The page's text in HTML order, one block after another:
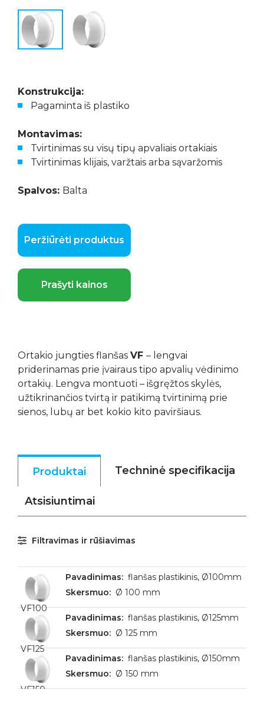
Konstrukcija:
Pagaminta iš plastiko
Montavimas:
Tvirtinimas su visų tipų apvaliais ortakiais
Tvirtinimas klijais, varžtais arba sąvaržomis
Spalvos: Balta
Peržiūrėti produktus
Prašyti kainos
Ortakio jungties flanšas VF – lengvai
priderinamas prie įvairaus tipo apvalių vėdinimo
ortakių. Lengva montuoti – išgręžtos skylės,
užtikrinančios tvirtą ir patikimą tvirtinimą prie
sienos, lubų ar bet kokio kito paviršiaus.
Produktai Techninė specifikacija
Atsisiuntimai
Filtravimas ir rūšiavimas
VF100
flanšas plastikinis, Ø100mm
Ø 100 mm
VF125
flanšas plastikinis, Ø125mm
Ø 125 mm
VF150
flanšas plastikinis, Ø150mm
Ø 150 mm